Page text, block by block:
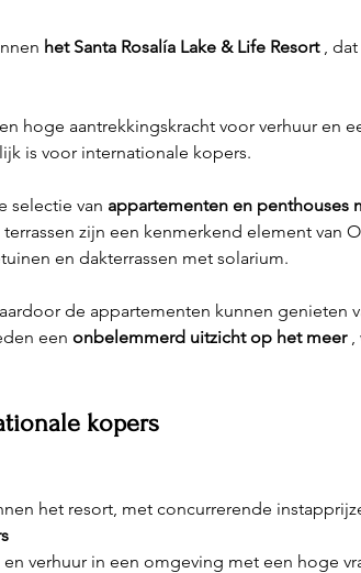
het Santa Rosalía Lake & Life Resort , dat
hoge aantrekkingskracht voor verhuur en
is voor internationale kopers.
selectie van appartementen en penthouses
zijn een kenmerkend element van
en dakterrassen met solarium.
de appartementen kunnen genieten
een onbelemmerd uitzicht op het meer ,
kopers
het resort, met concurrerende
verhuur in een omgeving met een hoge